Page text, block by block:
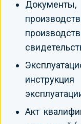
Акт